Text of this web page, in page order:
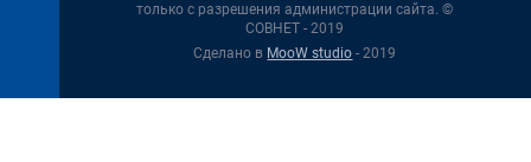
только с разрешения администрации сайта. ©
СОВНЕТ - 2019
Сделано в MooW studio - 2019